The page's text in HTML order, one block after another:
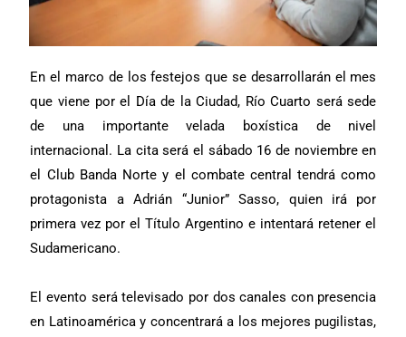
En el marco de los festejos que se desarrollarán el mes
que viene por el Día de la Ciudad, Río Cuarto será sede
de una importante velada boxística de nivel
internacional. La cita será el sábado 16 de noviembre en
el Club Banda Norte y el combate central tendrá como
protagonista a Adrián “Junior” Sasso, quien irá por
primera vez por el Título Argentino e intentará retener el
Sudamericano.
El evento será televisado por dos canales con presencia
en Latinoamérica y concentrará a los mejores pugilistas,